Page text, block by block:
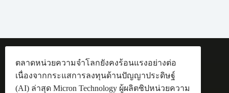
ตลาดหน่วยความจำโลกยังคงร้อนแรงอย่างต่อ
เนื่องจากกระแสการลงทุนด้านปัญญาประดิษฐ์
(AI) ล่าสุด Micron Technology ผู้ผลิตชิปหน่วยความ